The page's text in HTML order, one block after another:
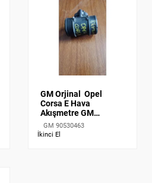
GM Orjinal
Corsa E Hava
Akışmetre GM
13452145
GM 90530463
İkinci El